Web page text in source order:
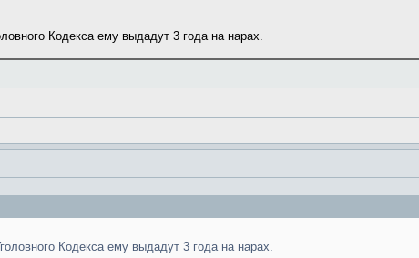
Кодекса ему выдадут 3 года на нарах.
Кодекса ему выдадут 3 года на нарах.